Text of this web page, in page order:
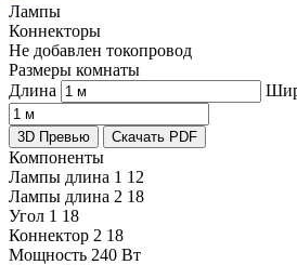
Лампы
Коннекторы
Не добавлен токопровод
Размеры комнаты
Длина
3D Превью Скачать PDF
Компоненты
Лампы длина 1 12
Лампы длина 2 18
Угол 1 18
Коннектор 2 18
Мощность 240 Вт